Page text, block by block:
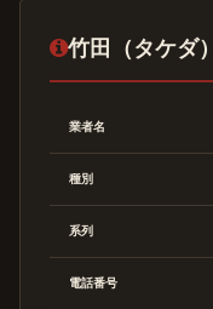
竹田（タケダ
業者名
種別
系列
電話番号